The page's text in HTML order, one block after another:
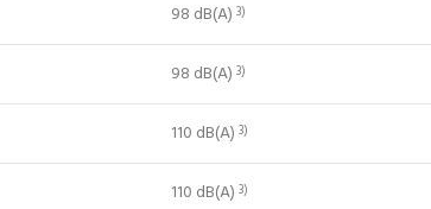
98 dB(A) 3)
98 dB(A) 3)
110 dB(A) 3)
110 dB(A) 3)